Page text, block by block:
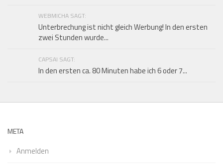
WEBMICHA SAGT:
Unterbrechung ist nicht gleich Werbung! In den ersten
zwei Stunden wurde...
CAPSAI SAGT:
In den ersten ca. 80 Minuten habe ich 6 oder 7...
META
Anmelden